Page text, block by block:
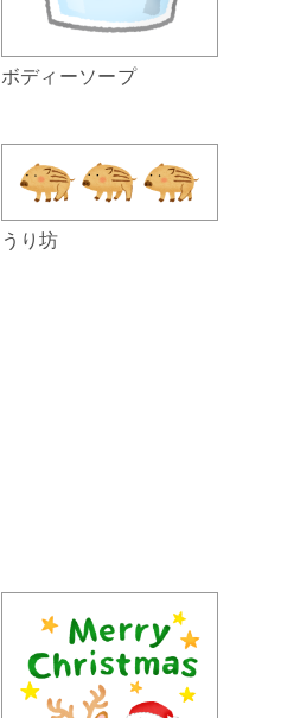
ボディーソープ
うり坊